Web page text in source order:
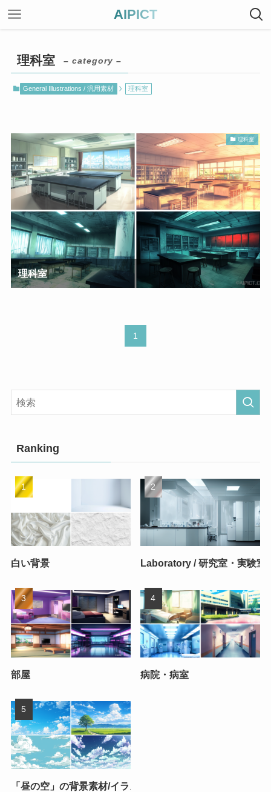
AIPICT
理科室 – category –
General Illustrations / 汎用素材 理科室
理科室
理科室
1
Ranking
白い背景 Laboratory / 研究室・実験室
部屋 病院・病室
「昼の空」の背景素材/イラスト